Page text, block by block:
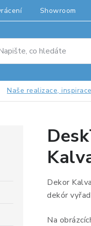
Showroom
Naše realizace,
Dekor
dekór
Na